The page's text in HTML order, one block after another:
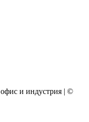
и индустрия | ©